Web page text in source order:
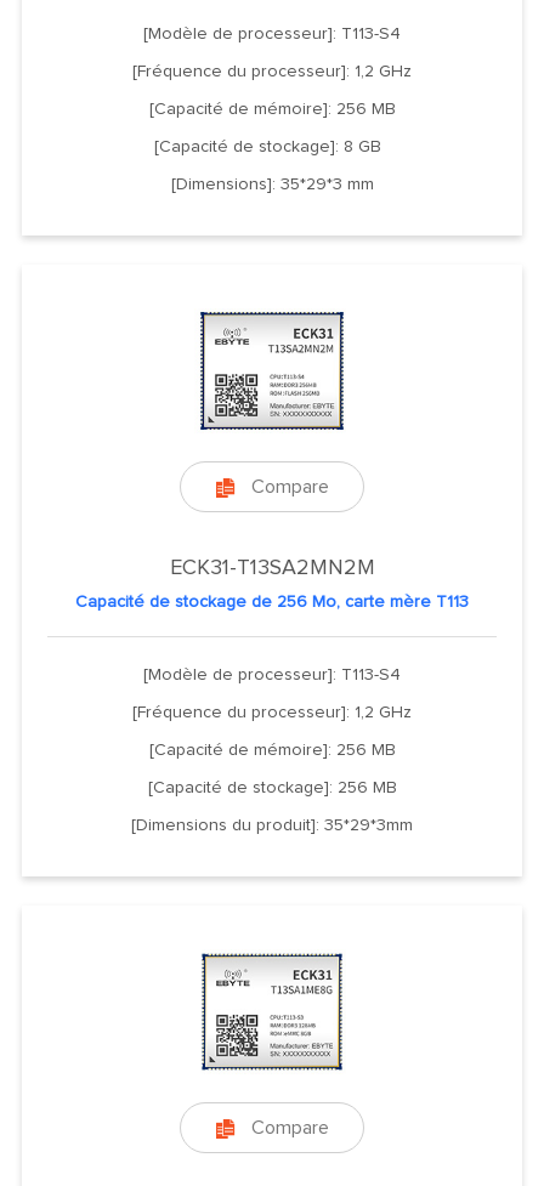
[Modèle de processeur]: T113-S4
[Fréquence du processeur]: 1,2 GHz
[Capacité de mémoire]: 256 MB
[Capacité de stockage]: 8 GB
[Dimensions]: 35*29*3 mm
 Compare
ECK31-T13SA2MN2M
Capacité de stockage de 256 Mo, carte mère T113
[Modèle de processeur]: T113-S4
[Fréquence du processeur]: 1,2 GHz
[Capacité de mémoire]: 256 MB
[Capacité de stockage]: 256 MB
[Dimensions du produit]: 35*29*3mm
 Compare